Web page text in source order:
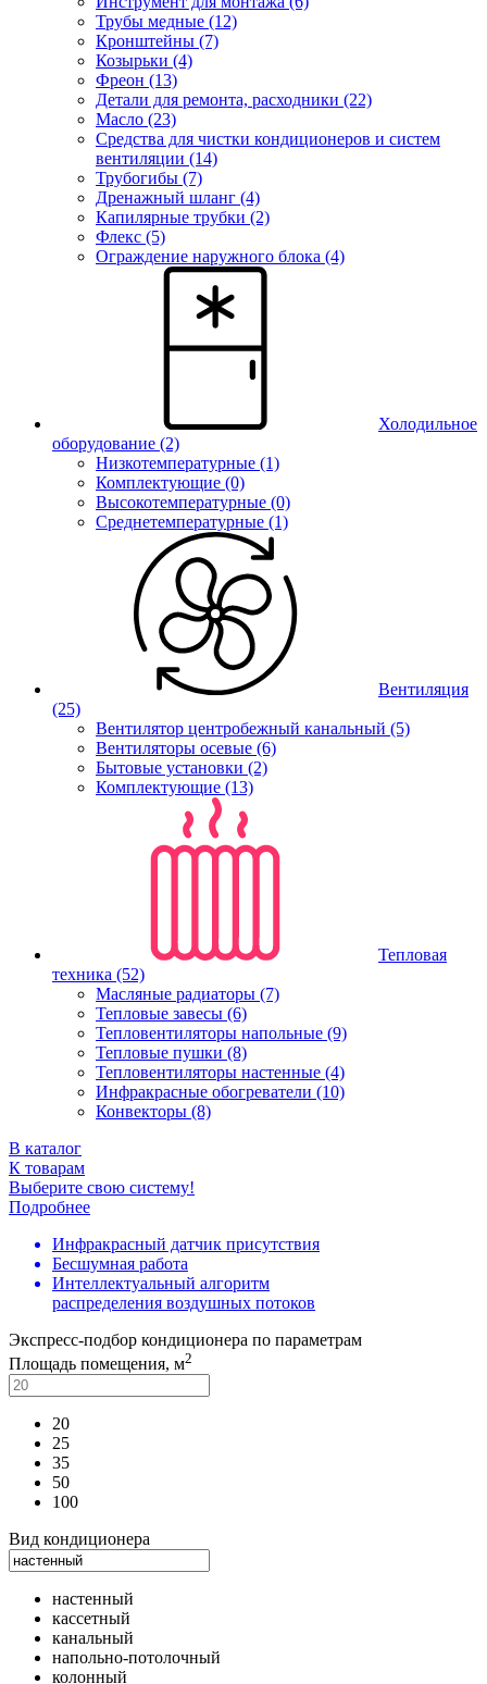
Трубы медные (12)
Кронштейны (7)
Козырьки (4)
Фреон (13)
Детали для ремонта, расходники (22)
Масло (23)
Средства для чистки кондиционеров и систем
вентиляции (14)
Трубогибы (7)
Дренажный шланг (4)
Капилярные трубки (2)
Флекс (5)
Ограждение наружного блока (4)
Холодильное
оборудование (2)
Низкотемпературные (1)
Комплектующие (0)
Высокотемпературные (0)
Среднетемпературные (1)
Вентиляция
(25)
Вентилятор центробежный канальный (5)
Вентиляторы осевые (6)
Бытовые установки (2)
Комплектующие (13)
Тепловая
техника (52)
Масляные радиаторы (7)
Тепловые завесы (6)
Тепловентиляторы напольные (9)
Тепловые пушки (8)
Тепловентиляторы настенные (4)
Инфракрасные обогреватели (10)
Конвекторы (8)
В каталог
К товарам
Выберите свою систему!
Подробнее
Инфракрасный датчик присутствия
Бесшумная работа
Интеллектуальный алгоритм
распределения воздушных потоков
Экспресс-подбор кондиционера по параметрам
Площадь помещения, м2
20
25
35
50
100
Вид кондиционера
настенный
кассетный
канальный
напольно-потолочный
колонный